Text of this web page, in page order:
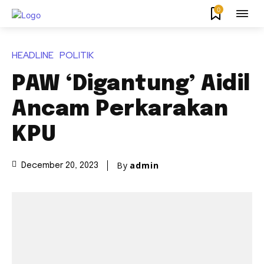
0
HEADLINE POLITIK
PAW ‘Digantung’ Aidil
Ancam Perkarakan
KPU
December 20, 2023 By admin